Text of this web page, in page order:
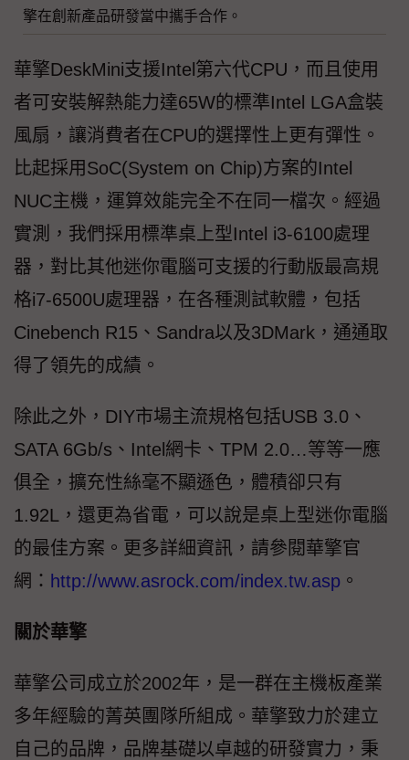
擎在創新產品研發當中攜手合作。
華擎DeskMini支援Intel第六代CPU，而且使用
者可安裝解熱能力達65W的標準Intel LGA盒裝
風扇，讓消費者在CPU的選擇性上更有彈性。
比起採用SoC(System on Chip)方案的Intel
NUC主機，運算效能完全不在同一檔次。經過
實測，我們採用標準桌上型Intel i3-6100處理
器，對比其他迷你電腦可支援的行動版最高規
格i7-6500U處理器，在各種測試軟體，包括
Cinebench R15、Sandra以及3DMark，通通取
得了領先的成績。
除此之外，DIY市場主流規格包括USB 3.0、
SATA 6Gb/s、Intel網卡、TPM 2.0…等等一應
俱全，擴充性絲毫不顯遜色，體積卻只有
1.92L，還更為省電，可以說是桌上型迷你電腦
的最佳方案。更多詳細資訊，請參閱華擎官
網： http://www.asrock.com/index.tw.asp 。
關於華擎
華擎公司成立於2002年，是一群在主機板產業
多年經驗的菁英團隊所組成。華擎致力於建立
自己的品牌，品牌基礎以卓越的研發實力，秉